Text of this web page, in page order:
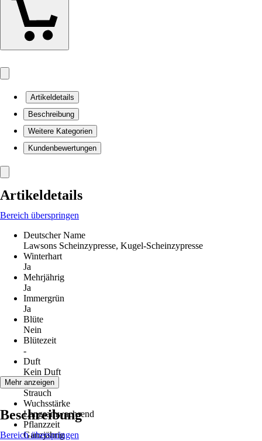
Artikeldetails
Beschreibung
Weitere Kategorien
Kundenbewertungen
Artikeldetails
Bereich überspringen
Deutscher Name
Lawsons Scheinzypresse, Kugel-Scheinzypresse
Winterhart
Ja
Mehrjährig
Ja
Immergrün
Ja
Blüte
Nein
Blütezeit
-
Duft
Kein Duft
Wuchs
Strauch
Wuchsstärke
Langsamwachsend
Pflanzzeit
Ganzjährig
Mehr anzeigen
Beschreibung
Bereich überspringen